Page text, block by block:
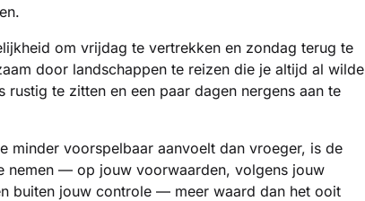
om vrijdag te vertrekken en zondag terug te
door landschappen te reizen die je altijd al wilde
te zitten en een paar dagen nergens aan te
minder voorspelbaar aanvoelt dan vroeger, is de
nemen — op jouw voorwaarden, volgens jouw
buiten jouw controle — meer waard dan het ooit